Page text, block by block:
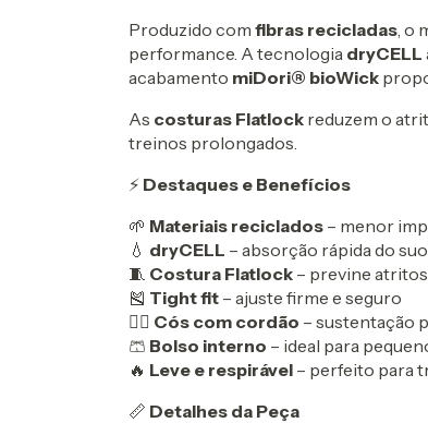
Produzido com fibras recicladas , o
performance. A tecnologia dryCELL
acabamento miDori® bioWick
As costuras Flatlock reduzem o
treinos prolongados.
⚡ Destaques e Benefícios
🌱 Materiais reciclados – menor
💧 dryCELL – absorção rápida do
🧵 Costura Flatlock – previne
🎽 Tight fit – ajuste firme e seguro
🏋️‍♀️ Cós com cordão – sustentação
🩳 Bolso interno – ideal para
🔥 Leve e respirável – perfeito para
📏 Detalhes da Peça